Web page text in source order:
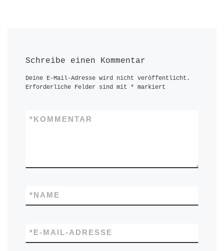
Schreibe einen Kommentar
Deine E-Mail-Adresse wird nicht veröffentlicht.
Erforderliche Felder sind mit * markiert
KOMMENTAR
*
NAME
*
E-MAIL-ADRESSE
*